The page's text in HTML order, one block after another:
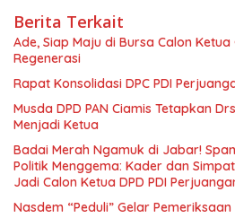
Berita Terkait
Ade, Siap Maju di Bursa Calon
Regenerasi
Musda DPD PAN Ciamis Tetapkan
Menjadi Ketua
Badai Merah Ngamuk di Jabar!
Politik Menggema: Kader dan
Jadi Calon Ketua DPD PDI
Nasdem “Peduli” Gelar